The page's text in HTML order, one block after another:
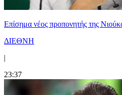
Επίσημα νέος προπονητής της
ΔΙΕΘΝΗ
|
23:37